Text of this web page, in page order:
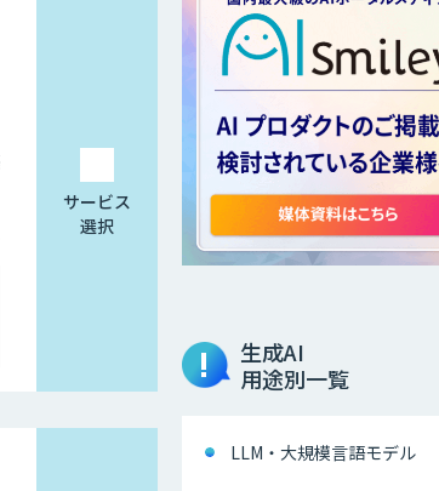
サービス
選択
生成AI
用途別一覧
LLM・大規模言語モデル